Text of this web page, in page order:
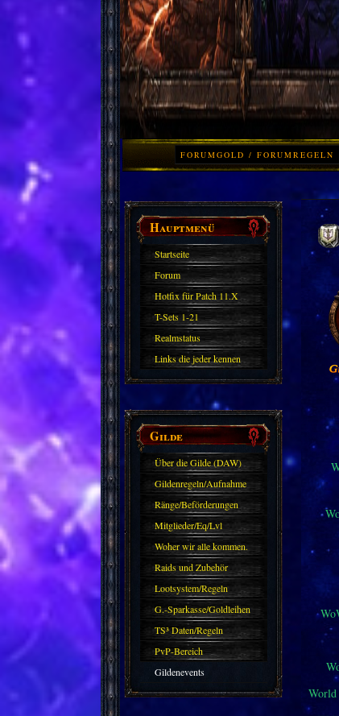
FORUMGOLD / FORUMREGELN
Hauptmenü
Startseite
Forum
Hotfix für Patch 11.X
T-Sets 1-21
Realmstatus
Links die jeder kennen
sollte?! Oder nicht?
Gilde
Über die Gilde (DAW)
Gildenregeln/Aufnahme
Ränge/Beförderungen
Mitglieder/Eq/Lvl
Woher wir alle kommen.
Raids und Zubehör
Lootsystem/Regeln
G.-Sparkasse/Goldleihen
TS³ Daten/Regeln
PvP-Bereich
Gildenevents